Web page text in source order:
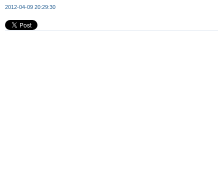
2012-04-09 20:29:30